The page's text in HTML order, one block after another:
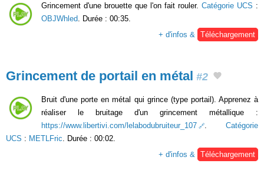
Grincement d'une brouette que l'on fait rouler. Catégorie UCS :
OBJWhled . Durée : 00:35.
+ d'infos &
Téléchargement
Grincement de portail en métal #2
Bruit d'une porte en métal qui grince (type portail). Apprenez à
réaliser le bruitage d'un grincement métallique :
https://www.libertivi.com/lelabodubruiteur_107
. Catégorie
UCS : METLFric. Durée : 00:02.
+ d'infos & Téléchargement